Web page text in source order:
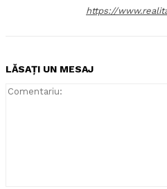
https://
LĂSAȚI UN MESAJ